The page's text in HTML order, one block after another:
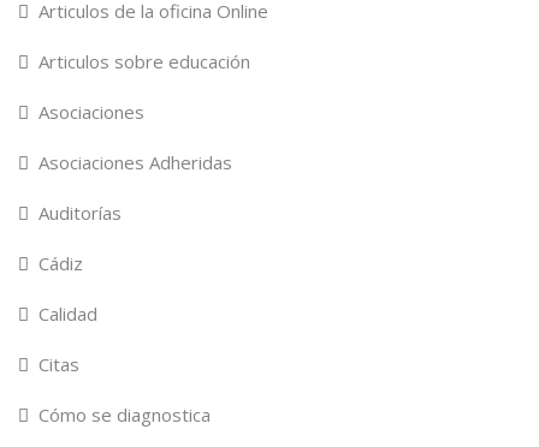
Articulos de la oficina Online
Articulos sobre educación
Asociaciones
Asociaciones Adheridas
Auditorías
Cádiz
Calidad
Citas
Cómo se diagnostica